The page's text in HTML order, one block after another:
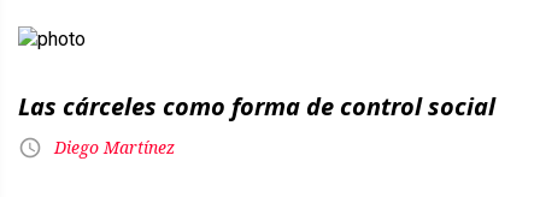
Las cárceles como forma de control social
Diego Martínez